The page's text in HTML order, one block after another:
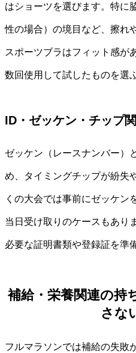
はショーツを選びます。特に
性の場合）の境目など、擦れ
スポーツブラはフィット感が
数回使用して試したものを選
ID・ゼッケン・チップ
ゼッケン（レースナンバー）
め、タイミングチップが紛失
くの大会では事前にゼッケン
当日受け取りのケースもあり
必要な証明書類や登録証を準
補給・栄養関連の持
さな
フルマラソンでは補給の失敗